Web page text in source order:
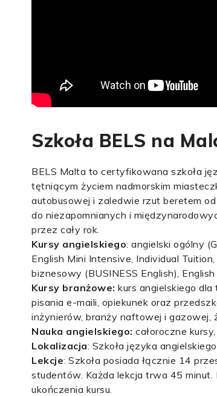
Szkoła BELS na
BELS Malta to certyfikowana szkoła
tętniącym życiem nadmorskim
autobusowej i zaledwie rzut beretem
do niezapomnianych i
przez cały rok.
Kursy angielskiego: angielski ogólny
English Mini Intensive, Individual
biznesowy (BUSINESS English),
Kursy branżowe: kurs angielskiego
pisania e-maili, opiekunek oraz
inżynierów, branży naftowej i gazowej,
Nauka angielskiego: całoroczne
Lokalizacja: Szkoła języka
Lekcje: Szkoła posiada łącznie 14
studentów. Każda lekcja trwa 45
ukończenia kursu.